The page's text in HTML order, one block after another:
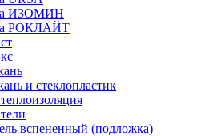
ИЗОМИН
РОКЛАЙТ
и стеклопластик
вспененный (подложка)